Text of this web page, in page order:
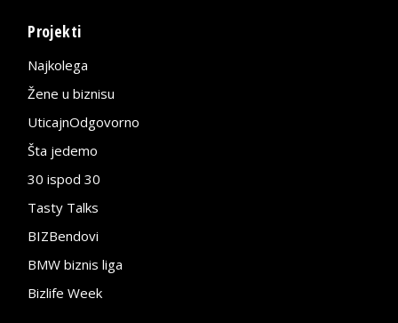
Projekti
Najkolega
Žene u biznisu
UticajnOdgovorno
Šta jedemo
30 ispod 30
Tasty Talks
BIZBendovi
BMW biznis liga
Bizlife Week